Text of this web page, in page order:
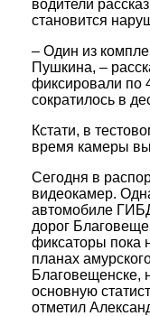
водители
становится
– Один из
Пушкина, –
фиксировали по
сократилось в
Кстати, в
время камеры
Сегодня в
видеокамер.
автомобиле
дорог
фиксаторы пока
планах
Благовещенске,
основную
отметил